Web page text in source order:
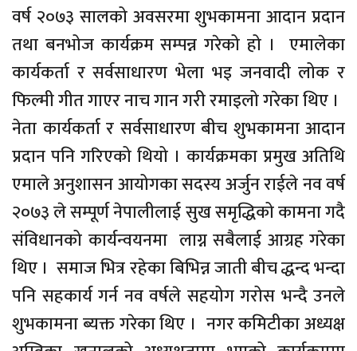
वर्ष २०७३ सालको अवसरमा शुभकामना आदान प्रदान
तथा बनभोज कार्यक्रम सम्पन्न गरेको हो । एमालेका
कार्यकर्ता र सर्वसाधारण भेला भइ जनवादी लोक र
फिल्मी गीत गाएर नाच गान गरी रमाइलो गरेका थिए ।
नेता कार्यकर्ता र सर्वसाधारण बीच शुभकामना आदान
प्रदान पनि गरिएको थियो । कार्यक्रमका प्रमुख अतिथि
एमाले अनुशासन आयोगका सदस्य अर्जुन राईले नव वर्ष
२०७३ ले सम्पूर्ण नेपालीलाई सुख समृद्धिको कामना गदै
संविधानको कार्यन्वयनमा लाग्न सबैलाई आग्रह गरेका
थिए । समाज भित्र रहेका बिभिन्न जाती बीच द्धन्द भन्दा
पनि सहकार्य गर्न नव वर्षले सहयोग गरोस भन्दै उनले
शुभकामना ब्यक्त गरेका थिए । नगर कमिटीका अध्यक्ष